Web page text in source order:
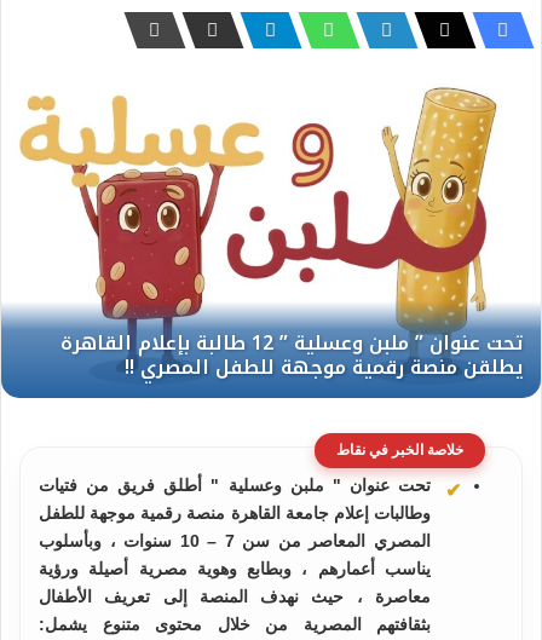
خلاصة الخبر في نقاط
تحت عنوان " ملبن وعسلية " أطلق فريق من فتيات
وطالبات إعلام جامعة القاهرة منصة رقمية موجهة للطفل
المصري المعاصر من سن 7 – 10 سنوات ، وبأسلوب
يناسب أعمارهم ، وبطابع وهوية مصرية أصيلة ورؤية
معاصرة ، حيث نهدف المنصة إلى تعريف الأطفال
بثقافتهم المصرية من خلال محتوى متنوع يشمل: